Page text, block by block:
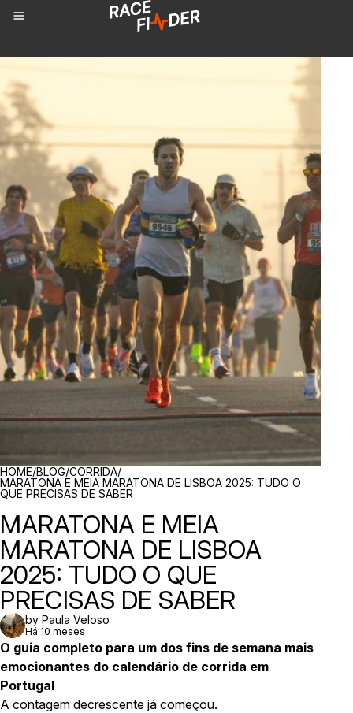
BREADCRUMBS
HOME/BLOG/CORRIDA/
MARATONA E MEIA MARATONA DE LISBOA 2025: TUDO O
QUE PRECISAS DE SABER
MARATONA E MEIA
MARATONA DE LISBOA
2025: TUDO O QUE
PRECISAS DE SABER
by Paula Veloso
Há 10 meses
O guia completo para um dos fins de semana mais
emocionantes do calendário de corrida em
Portugal
A contagem decrescente já começou.